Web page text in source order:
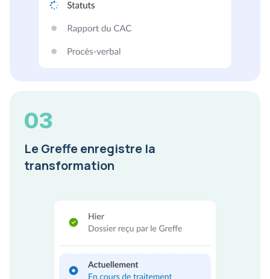
03
Le Greffe enregistre la
transformation